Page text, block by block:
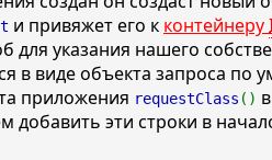
и привяжет его к контейнеру
для указания нашего
в виде объекта запроса по
приложения requestClass ()
добавить эти строки в